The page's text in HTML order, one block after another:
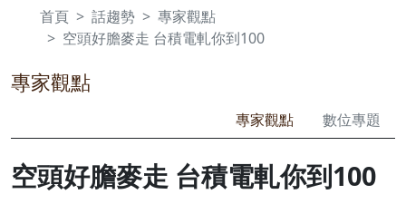
首頁 話趨勢
專家觀點
空頭好膽麥走 台積電軋你到100
專家觀點
專家觀點 數位專題
空頭好膽麥走 台積電軋你到100